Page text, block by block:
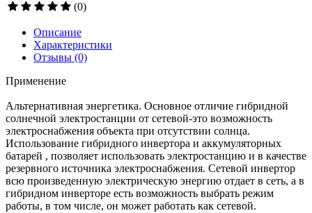
(0)
Описание
Характеристики
Отзывы (0)
Применение
Альтернативная энергетика. Основное отличие гибридной
солнечной электростанции от сетевой-это возможность
электроснабжения объекта при отсутствии солнца.
Использование гибридного инвертора и аккумуляторных
батарей , позволяет использовать электростанцию и в качестве
резервного источника электроснабжения. Сетевой инвертор
всю произведенную электрическую энергию отдает в сеть, а в
гибридном инверторе есть возможность выбрать режим
работы, в том числе, он может работать как сетевой.